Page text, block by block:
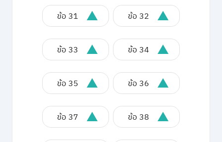
ข้อ 31 ข้อ 32
ข้อ 33 ข้อ 34
ข้อ 35 ข้อ 36
ข้อ 37 ข้อ 38